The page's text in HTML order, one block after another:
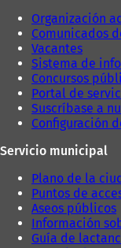
Organización
Comunicados
Vacantes
Sistema de
Concursos
Portal de
Suscríbase a
Configuración
Servicio municipal
Plano de la
Puntos de
Aseos públicos
Información
Guía de